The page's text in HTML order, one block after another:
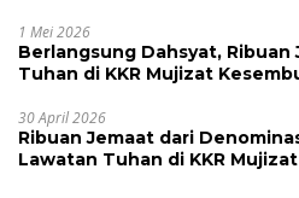
1 Mei 2026
Berlangsung Dahsyat,
Tuhan di KKR Mujizat Kesembuhan ‘Waktunya Sudah
30 April 2026
Ribuan Jemaat dari
Lawatan Tuhan di KKR Mujizat Kesembuhan Malam Ke